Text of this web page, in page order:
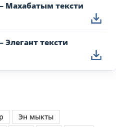
Махабатым тексти
тексти
Эн мыкты